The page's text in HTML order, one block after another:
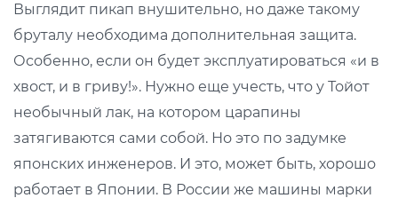
Выглядит пикап внушительно, но даже такому
бруталу необходима дополнительная защита.
Особенно, если он будет эксплуатироваться «и в
хвост, и в гриву!». Нужно еще учесть, что у Тойот
необычный лак, на котором царапины
затягиваются сами собой. Но это по задумке
японских инженеров. И это, может быть, хорошо
работает в Японии. В России же машины марки